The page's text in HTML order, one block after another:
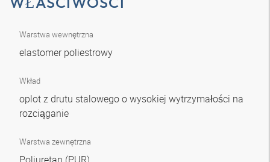
Warstwa wewnętrzna
elastomer poliestrowy
Wkład
oplot z drutu stalowego o wysokiej wytrzymałości na
rozciąganie
Warstwa zewnętrzna